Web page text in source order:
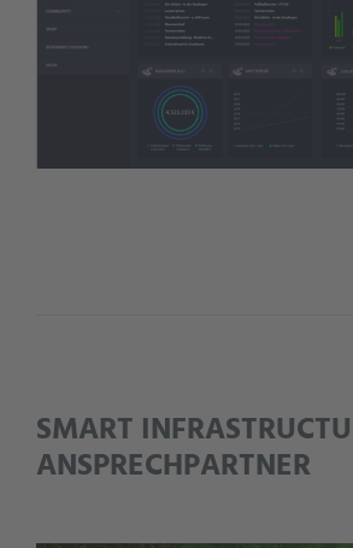
SMART
ANSPRECHPARTNER